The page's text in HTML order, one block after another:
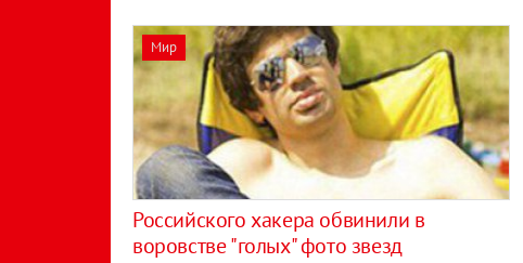
Мир
Российского хакера обвинили в
воровстве "голых" фото звезд